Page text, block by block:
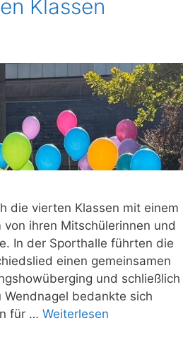
Klassen
die vierten Klassen mit einem
ihren Mitschülerinnen und
In der Sporthalle führten die
einen gemeinsamen
und schließlich
bedankte sich
für … Weiterlesen